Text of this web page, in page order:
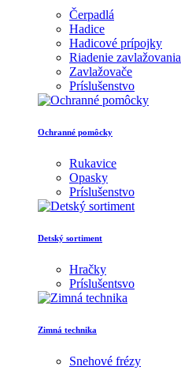
Čerpadlá
Hadice
Hadicové prípojky
Riadenie zavlažovania
Zavlažovače
Príslušenstvo
Ochranné pomôcky
Rukavice
Opasky
Príslušenstvo
Detský sortiment
Hračky
Príslušentsvo
Zimná technika
Snehové frézy